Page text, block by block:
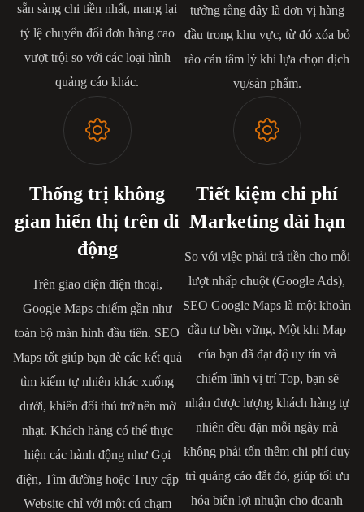
sẵn sàng chi tiền nhất, mang lại
tỷ lệ chuyển đổi đơn hàng cao
vượt trội so với các loại hình
quảng cáo khác.
tưởng rằng đây là đơn vị hàng
đầu trong khu vực, từ đó xóa bỏ
rào cản tâm lý khi lựa chọn dịch
vụ/sản phẩm.
Thống trị không
gian hiển thị trên di
động
Trên giao diện điện thoại,
Google Maps chiếm gần như
toàn bộ màn hình đầu tiên. SEO
Maps tốt giúp bạn đè các kết quả
tìm kiếm tự nhiên khác xuống
dưới, khiến đối thủ trở nên mờ
nhạt. Khách hàng có thể thực
hiện các hành động như Gọi
điện, Tìm đường hoặc Truy cập
Website chỉ với một cú chạm
Tiết kiệm chi phí
Marketing dài hạn
So với việc phải trả tiền cho mỗi
lượt nhấp chuột (Google Ads),
SEO Google Maps là một khoản
đầu tư bền vững. Một khi Map
của bạn đã đạt độ uy tín và
chiếm lĩnh vị trí Top, bạn sẽ
nhận được lượng khách hàng tự
nhiên đều đặn mỗi ngày mà
không phải tốn thêm chi phí duy
trì quảng cáo đắt đỏ, giúp tối ưu
hóa biên lợi nhuận cho doanh